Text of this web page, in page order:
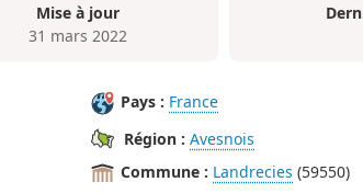
Mise à jour
31 mars 2022
Pays : France
Région : Avesnois
Commune : Landrecies (59550)